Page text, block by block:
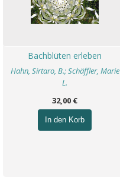
Bachblüten erleben
Hahn, Sirtaro, B.; Schäffler, Marie
L.
32,00 €
In den Korb